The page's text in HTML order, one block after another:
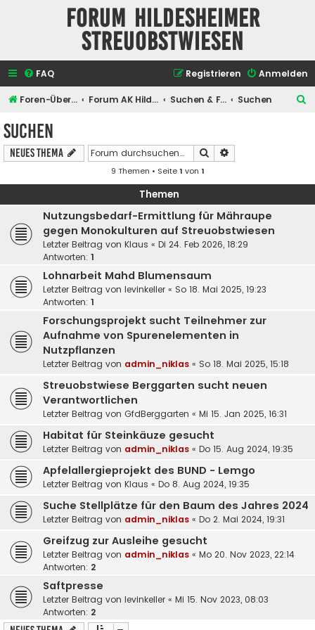
Forum Hildesheimer
Streuobstwiesen
FAQ Anmelden
Registrieren
Foren-Übersicht Forum AK Hildesheimer Streuobstwiesen Suchen & Finden Suchen
Suchen
Neues Thema Suche
9 Themen • Seite1 von 1
Themen
Nutzungsbedarf-Ermittlung für Mähraupe
gegen Monokulturen auf Streuobstwiesen
Letzter Beitrag von Klaus « Di 24. Feb 2026, 18:29
Antworten: 1
Lohnarbeit Mahd Blumensaum
Letzter Beitrag von levinkeller « So 18. Mai 2025, 19:23
Antworten: 1
Forschungsprojekt sucht Teilnehmer zur
Aufnahme von Spurenelementen in
Nutzpflanzen
Letzter Beitrag von admin_niklas « So 18. Mai 2025, 15:18
Streuobstwiese Berggarten sucht neuen
Verantwortlichen
Letzter Beitrag von GfdBerggarten « Mi 15. Jan 2025, 16:31
Habitat für Steinkäuze gesucht
Letzter Beitrag von admin_niklas « Do 15. Aug 2024, 19:35
Apfelallergieprojekt des BUND - Lemgo
Letzter Beitrag von Klaus « Do 8. Aug 2024, 19:35
Suche Stellplätze für den Baum des Jahres 2024
Letzter Beitrag von admin_niklas « Do 2. Mai 2024, 19:31
Greifzug zur Ausleihe gesucht
Letzter Beitrag von admin_niklas « Mo 20. Nov 2023, 22:14
Antworten: 2
Saftpresse
Letzter Beitrag von levinkeller « Mi 15. Nov 2023, 08:03
Antworten: 2